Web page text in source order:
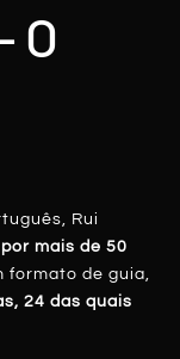
E BORN
O
Rui
mais de 50
formato de guia,
24 das quais